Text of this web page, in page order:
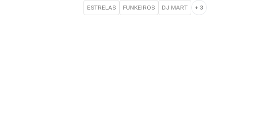
ESTRELAS FUNKEIROS DJ MART + 3